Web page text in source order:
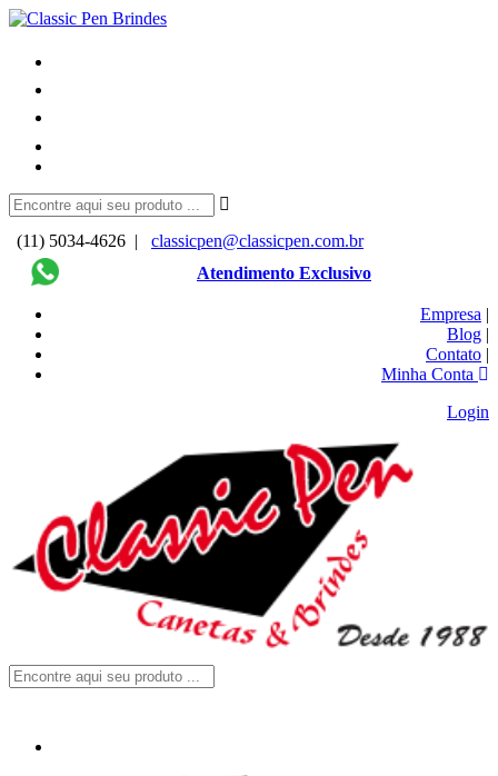
(11) 5034-4626 |
classicpen@classicpen.com.br
Atendimento Exclusivo
Empresa |
Blog |
Contato |
Minha Conta
Login